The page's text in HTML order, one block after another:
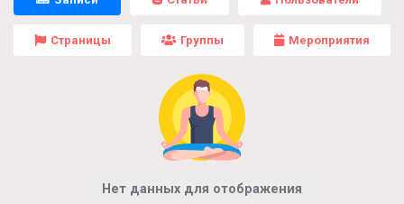
Страницы Группы Мероприятия
Нет данных для отображения